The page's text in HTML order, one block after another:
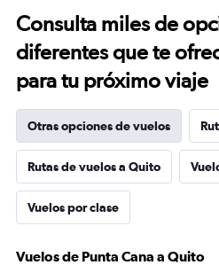
Consulta miles de
diferentes que te
para tu próximo viaje
Otras opciones de vuelos
Rutas de vuelos a Quito
Vuelos por clase
Vuelos de Punta Cana a Quito